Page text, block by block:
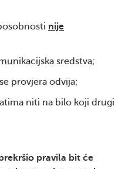
nije
sredstva;
provjera odvija;
niti na bilo koji drugi
pravila bit će